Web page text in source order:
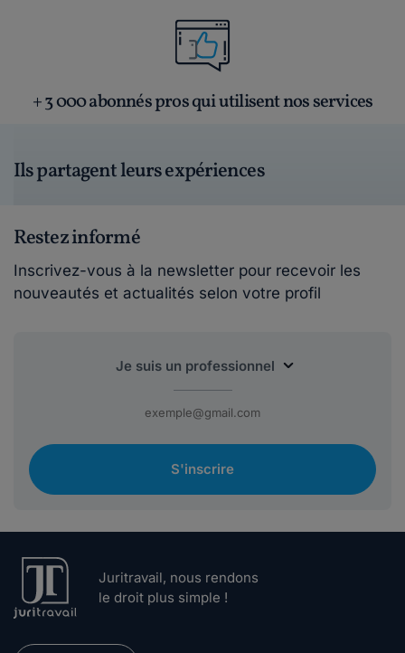
+ 3 000 abonnés pros qui utilisent nos services
Ils partagent leurs expériences
Restez informé
Inscrivez-vous à la newsletter pour recevoir les
nouveautés et actualités selon votre profil
S'inscrire
Juritravail, nous rendons
le droit plus simple !